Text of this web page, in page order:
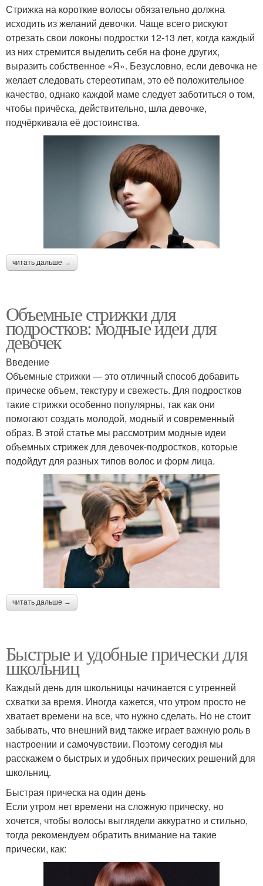
Стрижка на короткие волосы обязательно должна
исходить из желаний девочки. Чаще всего рискуют
отрезать свои локоны подростки 12-13 лет, когда каждый
из них стремится выделить себя на фоне других,
выразить собственное «Я». Безусловно, если девочка не
желает следовать стереотипам, это её положительное
качество, однако каждой маме следует заботиться о том,
чтобы причёска, действительно, шла девочке,
подчёркивала её достоинства.
читать дальше →
Объемные стрижки для
подростков: модные идеи для
девочек
Введение
Объемные стрижки — это отличный способ добавить
прическе объем, текстуру и свежесть. Для подростков
такие стрижки особенно популярны, так как они
помогают создать молодой, модный и современный
образ. В этой статье мы рассмотрим модные идеи
объемных стрижек для девочек-подростков, которые
подойдут для разных типов волос и форм лица.
читать дальше →
Быстрые и удобные прически для
школьниц
Каждый день для школьницы начинается с утренней
схватки за время. Иногда кажется, что утром просто не
хватает времени на все, что нужно сделать. Но не стоит
забывать, что внешний вид также играет важную роль в
настроении и самочувствии. Поэтому сегодня мы
расскажем о быстрых и удобных прических решений для
школьниц.
Быстрая прическа на один день
Если утром нет времени на сложную прическу, но
хочется, чтобы волосы выглядели аккуратно и стильно,
тогда рекомендуем обратить внимание на такие
прически, как: